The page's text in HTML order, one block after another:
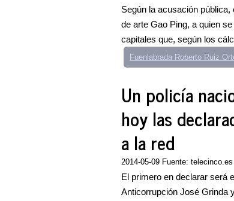
Según la acusación
de arte Gao Ping, a quien
capitales que, según los
Fuenlabrada Roberto Ruiz
Un policía
hoy las
a la red
2014-05-09 Fuente: telecinco.es
El primero en declarar será
Anticorrupción José Grinda